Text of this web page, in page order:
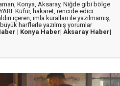
Konya, Aksaray, Niğde gibi bölge
Küfür, hakaret, rencide edici
içeren, imla kuralları ile yazılmamış,
harflerle yazılmış yorumlar
| Konya Haber| Aksaray Haber|